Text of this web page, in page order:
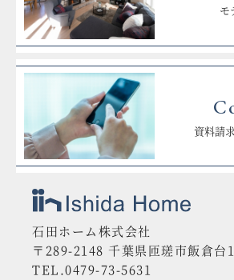
モ
資料請
石田ホーム株式会社
〒289-2148 千葉県匝瑳市飯倉台
TEL.0479-73-5631